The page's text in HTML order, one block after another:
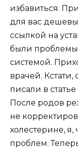
избавиться.
для вас
ссылкой на
были проблемы
системой.
врачей.
писали в
После родов
не
холестерине, я,
проблем.